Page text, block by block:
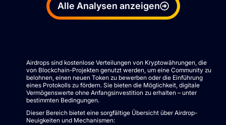
Alle Analysen anzeigen
Airdrops sind kostenlose Verteilungen von Kryptowährungen, die
von Blockchain-Projekten genutzt werden, um eine Community zu
belohnen, einen neuen Token zu bewerben oder die Einführung
eines Protokolls zu fördern. Sie bieten die Möglichkeit, digitale
Vermögenswerte ohne Anfangsinvestition zu erhalten – unter
bestimmten Bedingungen.
Dieser Bereich bietet eine sorgfältige Übersicht über Airdrop-
Neuigkeiten und Mechanismen: